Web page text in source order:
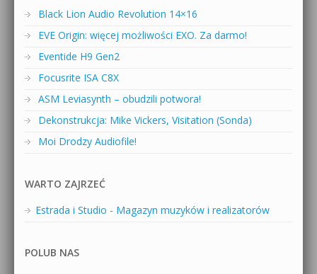
Black Lion Audio Revolution 14×16
EVE Origin: więcej możliwości EXO. Za darmo!
Eventide H9 Gen2
Focusrite ISA C8X
ASM Leviasynth – obudzili potwora!
Dekonstrukcja: Mike Vickers, Visitation (Sonda)
Moi Drodzy Audiofile!
WARTO ZAJRZEĆ
Estrada i Studio - Magazyn muzyków i realizatorów
POLUB NAS